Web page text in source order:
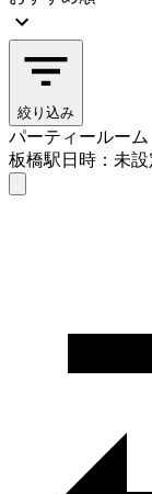
絞り込み
パーティールーム
板橋駅日時：未設